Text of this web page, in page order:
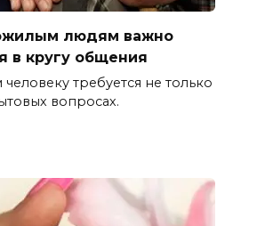
людям важно
в кругу общения
требуется не только
вопросах.